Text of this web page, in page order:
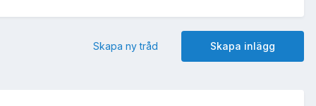
Skapa inlägg
Skapa ny tråd